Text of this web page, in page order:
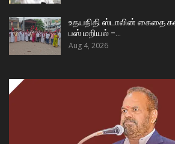
உதயநிதி ஸ்டாலின் கைதை
பஸ் மறியல் –…
Aug 4, 2026